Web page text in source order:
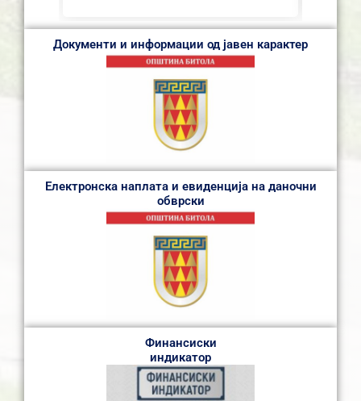
Документи и информации од јавен карактер
Електронска наплата и евиденција на даночни
обврски
Финансиски
индикатор